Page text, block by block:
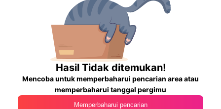
Hasil Tidak ditemukan!
Mencoba untuk memperbaharui pencarian area atau
memperbaharui tanggal pergimu
Memperbaharui pencarian